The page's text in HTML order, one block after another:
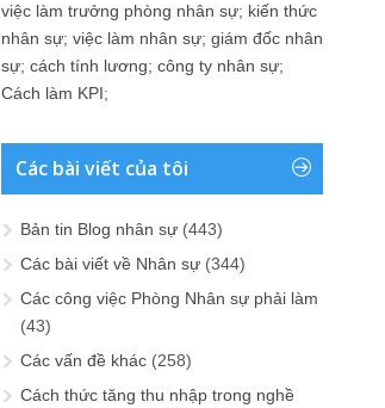
việc làm trưởng phòng nhân sự; kiến thức
nhân sự; việc làm nhân sự; giám đốc nhân
sự; cách tính lương; công ty nhân sự;
Cách làm KPI;
Các bài viết của tôi
Bản tin Blog nhân sự (443)
Các bài viết về Nhân sự (344)
Các công việc Phòng Nhân sự phải làm
(43)
Các vấn đề khác (258)
Cách thức tăng thu nhập trong nghề